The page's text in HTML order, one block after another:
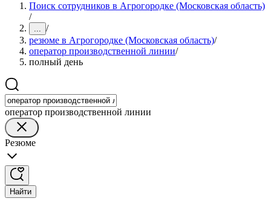
Поиск сотрудников в Агрогородке (Московская область)
/
... /
резюме в Агрогородке (Московская область)/
оператор производственной линии/
полный день
оператор производственной линии
Резюме
Найти